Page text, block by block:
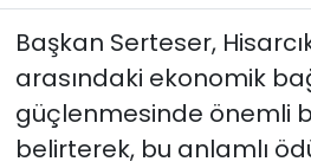
Başkan Serteser,
arasındaki ekonomik
güçlenmesinde önemli
belirterek, bu anlamlı